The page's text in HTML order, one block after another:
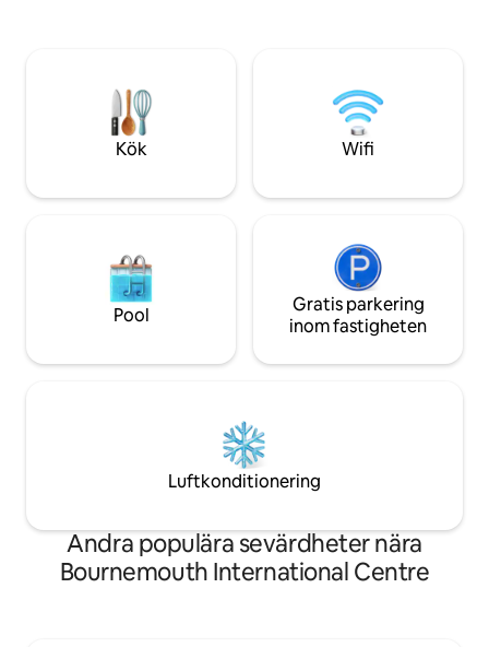
kingsize-sängar *2 badrum *Allokerad
parkering *WIFI *platt-TV *Handdukar
och sängkläder tillhandahålls
också. Jag
ankomst och visa
veta
Kök Wifi
Pool
Gratis parkering
inom fastigheten
Luftkonditionering
Andra populära sevärdheter nära
Bournemouth International Centre